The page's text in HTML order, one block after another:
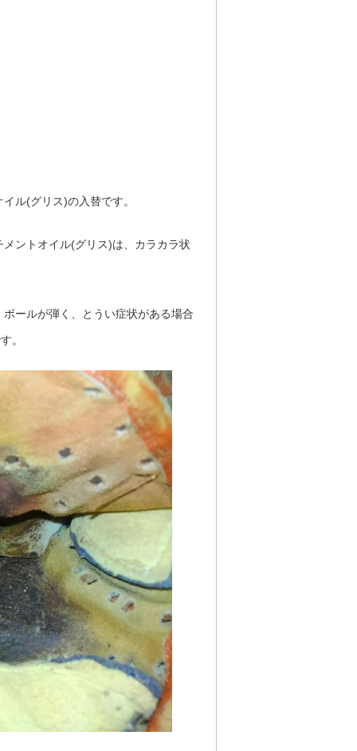
ル(グリス)の入替です。
ントオイル(グリス)は、カラカラ状
ールが弾く、とうい症状がある場合
。